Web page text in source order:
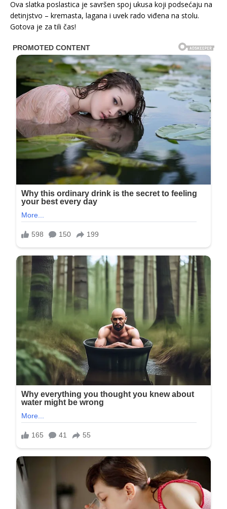
Ova slatka poslastica je savršen spoj ukusa koji podsećaju na
detinjstvo – kremasta, lagana i uvek rado viđena na stolu.
Gotova je za tili čas!